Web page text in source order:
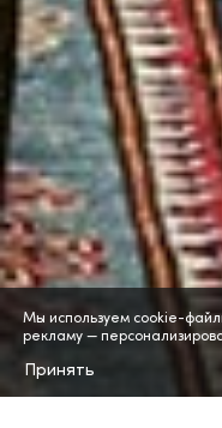
Мы используем cookie-
рекламу —
Принять